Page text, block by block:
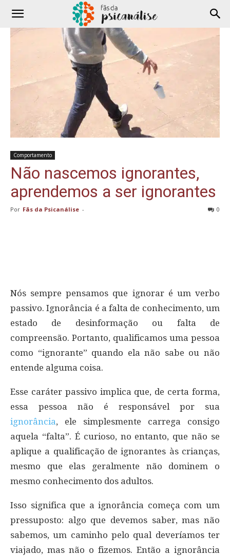
Comportamento
Não nascemos ignorantes,
aprendemos a ser ignorantes
Por Fãs da Psicanálise - 0
Nós sempre pensamos que ignorar é um verbo
passivo. Ignorância é a falta de conhecimento, um
estado de desinformação ou falta de
compreensão. Portanto, qualificamos uma pessoa
como “ignorante” quando ela não sabe ou não
entende alguma coisa.
Esse caráter passivo implica que, de certa forma,
essa pessoa não é responsável por sua
ignorância, ele simplesmente carrega consigo
aquela “falta”. É curioso, no entanto, que não se
aplique a qualificação de ignorantes às crianças,
mesmo que elas geralmente não dominem o
mesmo conhecimento dos adultos.
Isso significa que a ignorância começa com um
pressuposto: algo que devemos saber, mas não
sabemos, um caminho pelo qual deveríamos ter
viajado, mas não o fizemos. Então a ignorância